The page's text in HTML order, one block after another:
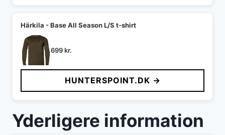
Härkila - Base All Season L/S t-shirt
699kr.
HUNTERSPOINT.DK →
Yderligere information